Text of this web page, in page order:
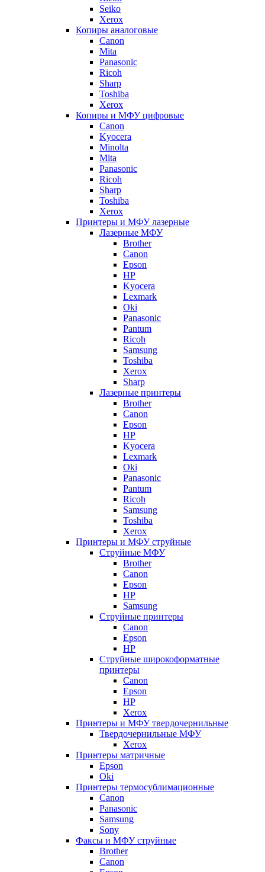
Seiko
Xerox
Копиры аналоговые
Canon
Mita
Panasonic
Ricoh
Sharp
Toshiba
Xerox
Копиры и МФУ цифровые
Canon
Kyocera
Minolta
Mita
Panasonic
Ricoh
Sharp
Toshiba
Xerox
Принтеры и МФУ лазерные
Лазерные МФУ
Brother
Canon
Epson
HP
Kyocera
Lexmark
Oki
Panasonic
Pantum
Ricoh
Samsung
Toshiba
Xerox
Sharp
Лазерные принтеры
Brother
Canon
Epson
HP
Kyocera
Lexmark
Oki
Panasonic
Pantum
Ricoh
Samsung
Toshiba
Xerox
Принтеры и МФУ струйные
Струйные МФУ
Brother
Canon
Epson
HP
Samsung
Струйные принтеры
Canon
Epson
HP
Струйные широкоформатные
принтеры
Canon
Epson
HP
Xerox
Принтеры и МФУ твердочернильные
Твердочернильные МФУ
Xerox
Принтеры матричные
Epson
Oki
Принтеры термосублимационные
Canon
Panasonic
Samsung
Sony
Факсы и МФУ струйные
Brother
Canon